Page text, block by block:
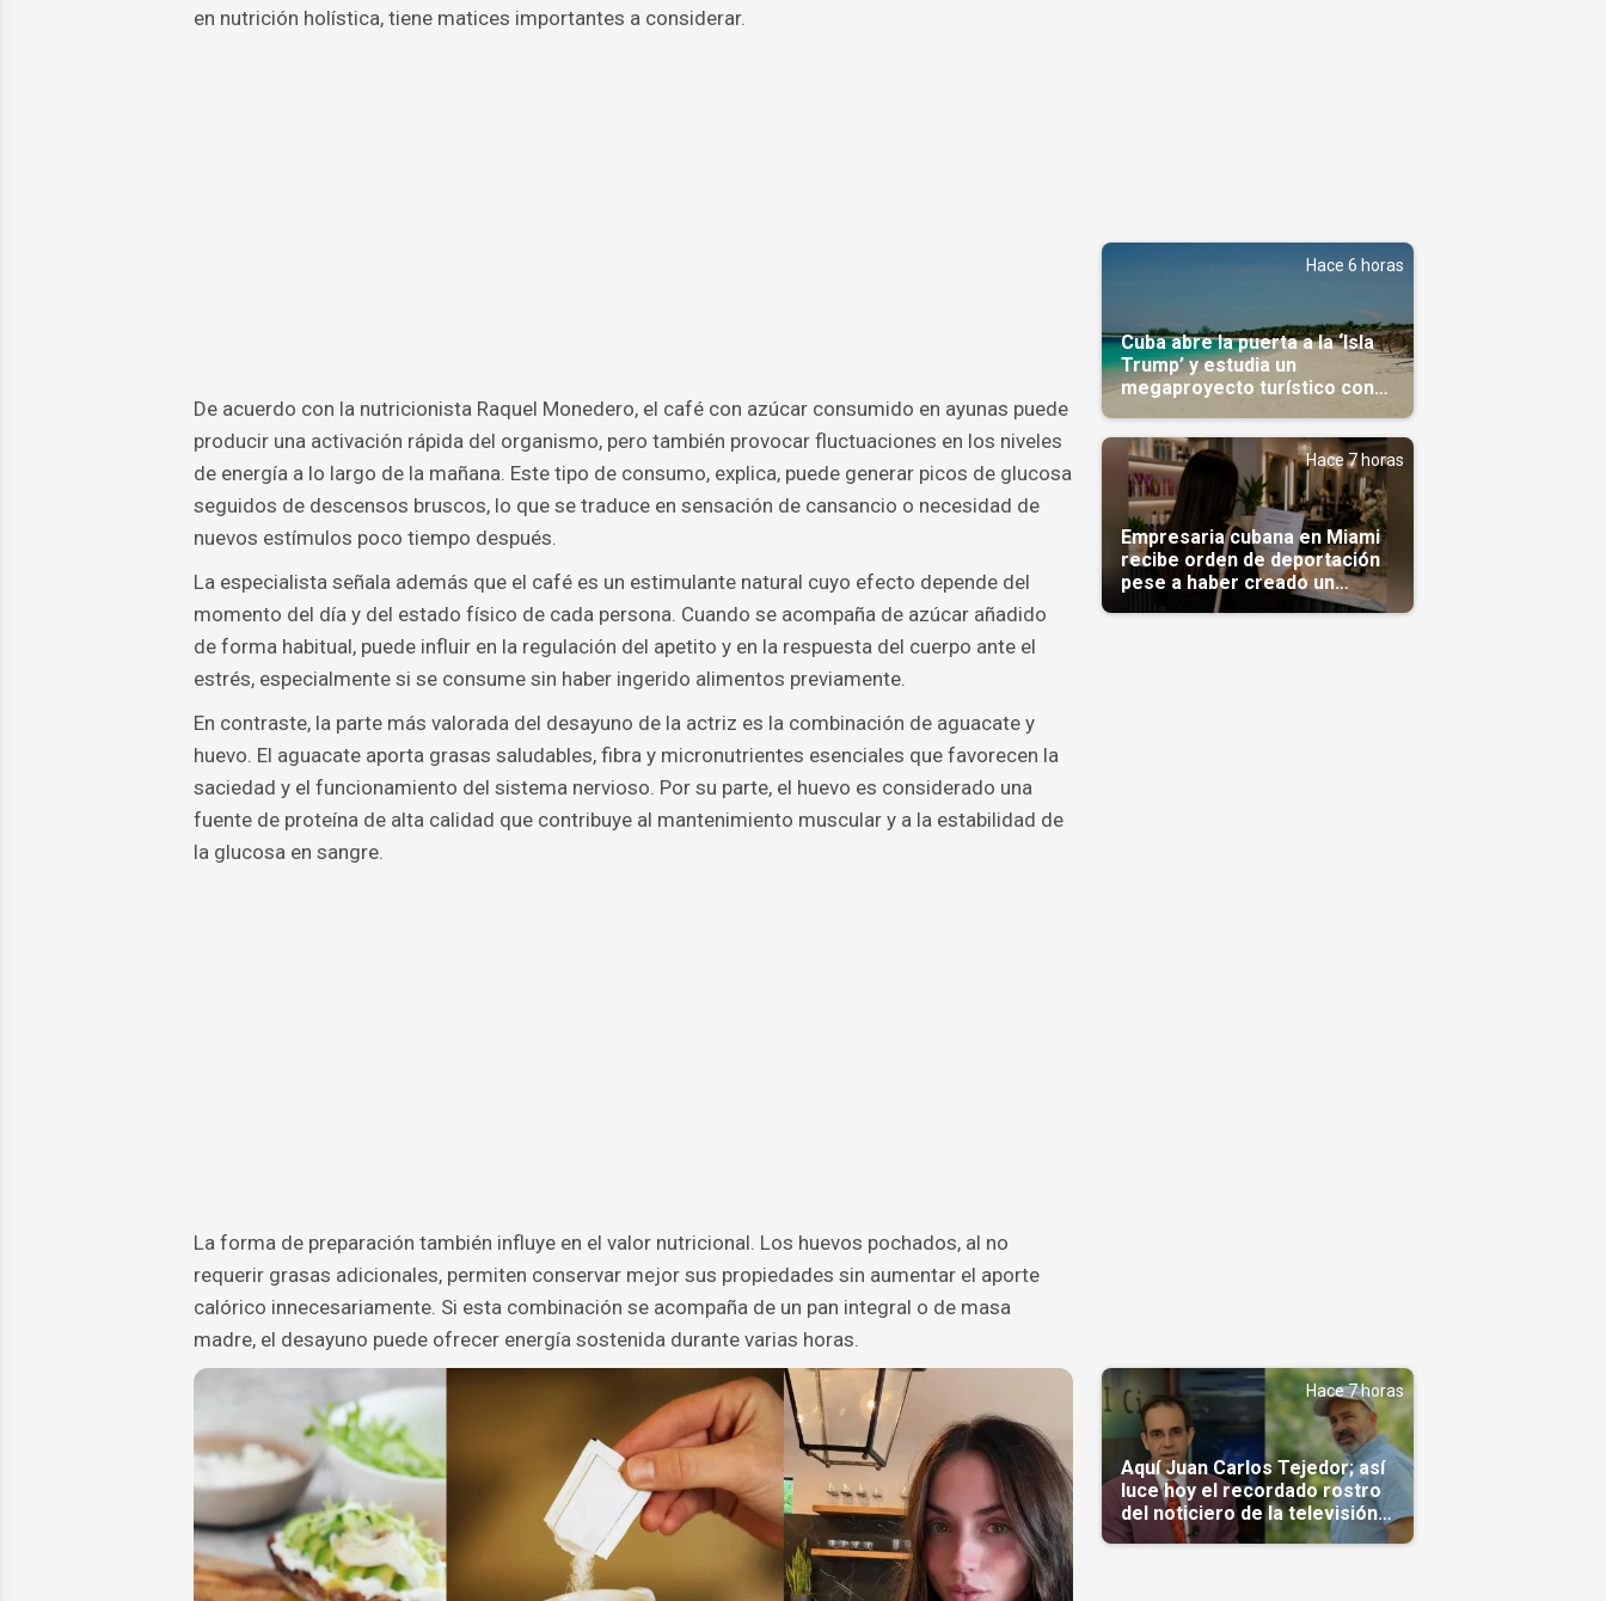
en nutrición holística, tiene matices importantes a considerar.
De acuerdo con la nutricionista Raquel Monedero, el café con azúcar consumido en ayunas puede
producir una activación rápida del organismo, pero también provocar fluctuaciones en los niveles
de energía a lo largo de la mañana. Este tipo de consumo, explica, puede generar picos de glucosa
seguidos de descensos bruscos, lo que se traduce en sensación de cansancio o necesidad de
nuevos estímulos poco tiempo después.
La especialista señala además que el café es un estimulante natural cuyo efecto depende del
momento del día y del estado físico de cada persona. Cuando se acompaña de azúcar añadido
de forma habitual, puede influir en la regulación del apetito y en la respuesta del cuerpo ante el
estrés, especialmente si se consume sin haber ingerido alimentos previamente.
En contraste, la parte más valorada del desayuno de la actriz es la combinación de aguacate y
huevo. El aguacate aporta grasas saludables, fibra y micronutrientes esenciales que favorecen la
saciedad y el funcionamiento del sistema nervioso. Por su parte, el huevo es considerado una
fuente de proteína de alta calidad que contribuye al mantenimiento muscular y a la estabilidad de
la glucosa en sangre.
La forma de preparación también influye en el valor nutricional. Los huevos pochados, al no
requerir grasas adicionales, permiten conservar mejor sus propiedades sin aumentar el aporte
calórico innecesariamente. Si esta combinación se acompaña de un pan integral o de masa
madre, el desayuno puede ofrecer energía sostenida durante varias horas.
Hace 6 horas
Cuba abre la puerta a la ‘Isla
Trump’ y estudia un
megaproyecto turístico con
capital árabe
Hace 7 horas
Empresaria cubana en Miami
recibe orden de deportación
pese a haber creado un
Hace 7 horas
Aquí Juan Carlos Tejedor; así
luce hoy el recordado rostro
del noticiero de la televisión
cubana